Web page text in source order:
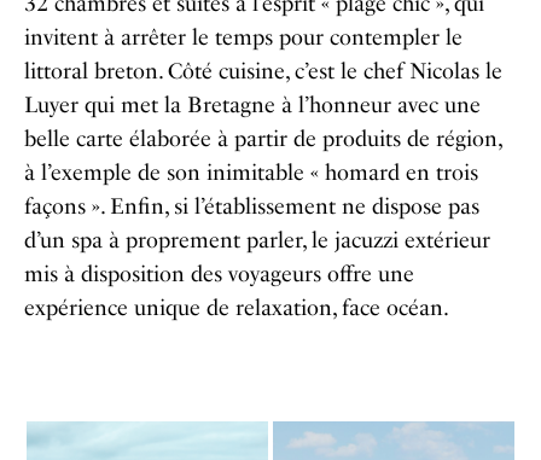
invitent à arrêter le temps pour contempler le
littoral breton. Côté cuisine, c’est le chef Nicolas le
Luyer qui met la Bretagne à l’honneur avec une
belle carte élaborée à partir de produits de région,
à l’exemple de son inimitable « homard en trois
façons ». Enfin, si l’établissement ne dispose pas
d’un spa à proprement parler, le jacuzzi extérieur
mis à disposition des voyageurs offre une
expérience unique de relaxation, face océan.